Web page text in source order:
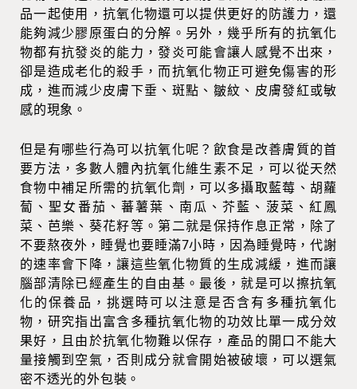
品一起使用，抗氧化物還可以提供更好的防護力，還
能夠減少膠原蛋白的分解。另外，幾乎所有的抗氧化
物都有抗發炎的能力，發炎可能會讓人感覺不出來，
卻是造成老化的殺手，而抗氧化物正可避免傷害的形
成，進而減少皮膚下垂、斑點、皺紋、皮膚發紅或敏
感的現象。
但是有哪些行為可以抗氧化呢？飲食是改善膚質的首
要方法，多數人體內抗氧化維生素不足，可以從天然
食物中補足所需的抗氧化劑，可以多攝取藍莓、胡蘿
蔔、聖女番茄、蕃薯葉、南瓜、芥藍、菠菜、紅鳳
菜、芭樂、葵花籽等。第二就是保持作息正常，除了
不要熬夜外，睡覺也要睡滿7小時，因為睡覺時，代謝
的速率會下降，讓這些氧化物質的生成減緩，進而讓
腦部清除已經產生的自由基。最後，就是可以擦抗氧
化的保養品，挑選時可以注意是否含有多種抗氧化
物，研究指出富含多種抗氧化物的功效比單一成分效
果好，且由於抗氧化物難以保存，產品的開口不能大
量接觸到空氣，否則成分就會開始被破壞，可以選氣
密不透光的外包裝。